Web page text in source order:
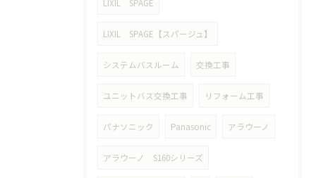
LIXIL SPAGE
LIXIL SPAGE【スパージュ】
システムバスルーム 交換工事
ユニットバス交換工事 リフォーム工事
パナソニック Panasonic アラウーノ
アラウーノ S160シリーズ